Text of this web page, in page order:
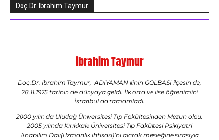
Doç.Dr. İbrahim Taymur
ibrahim Taymur
Doç.Dr. İbrahim Taymur, ADIYAMAN ilinin GÖLBAŞI ilçesin de,
28.11.1975 tarihin de dünyaya geldi. İlk orta ve lise öğrenimini
İstanbul da tamamladı.
2000 yılın da Uludağ Üniversitesi Tıp Fakültesinden Mezun oldu.
2005 yılında Kırıkkale Üniversitesi Tıp Fakültesi Psikiyatri
Anabilim Dalı(Uzmanlık ihtisası)’nı alarak mesleğine sırasıyla